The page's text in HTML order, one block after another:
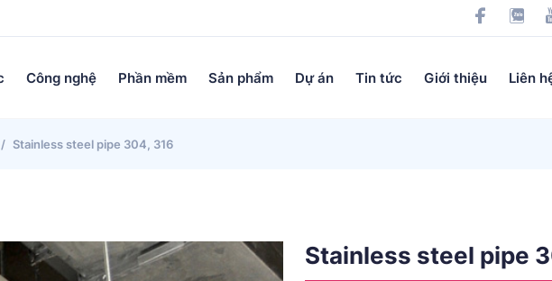
Công nghệ Phần mềm Sản phẩm Dự án Tin tức Giới thiệu Liên
Stainless steel pipe 304, 316
Stainless steel pipe